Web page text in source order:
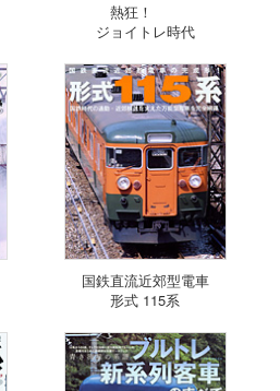
熱狂！
ジョイトレ時代
国鉄直流近郊型電車
形式 115系